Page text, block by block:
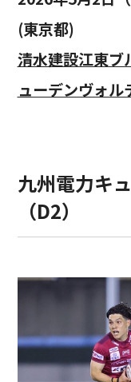
(東京都)
清水建設江東ブ
ューデンヴォル
九州電力キ
（D2）